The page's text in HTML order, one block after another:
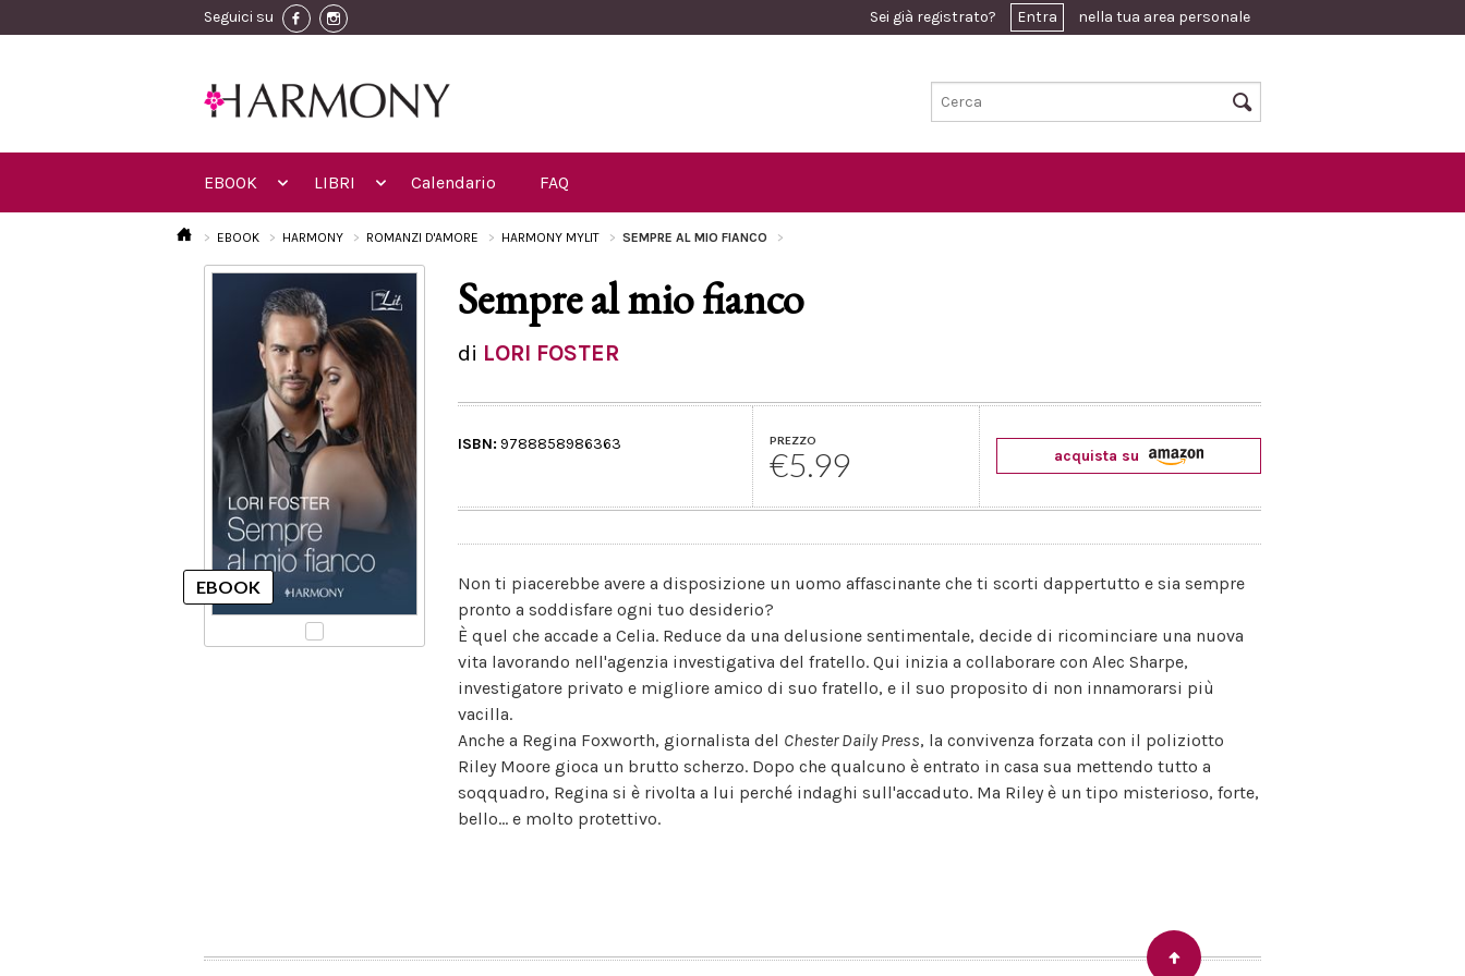
Seguici su Sei già registrato? Entra nella tua area personale
EBOOK LIBRI Calendario FAQ
EBOOK HARMONY ROMANZI D'AMORE HARMONY MYLIT SEMPRE AL MIO FIANCO
Sempre al mio fianco
di LORI FOSTER
ISBN: 9788858986363 PREZZO
€5.99 acquista su
Non ti piacerebbe avere a disposizione un uomo affascinante che ti scorti dappertutto e sia sempre
pronto a soddisfare ogni tuo desiderio?
È quel che accade a Celia. Reduce da una delusione sentimentale, decide di ricominciare una nuova
vita lavorando nell'agenzia investigativa del fratello. Qui inizia a collaborare con Alec Sharpe,
investigatore privato e migliore amico di suo fratello, e il suo proposito di non innamorarsi più
vacilla.
Anche a Regina Foxworth, giornalista del Chester Daily Press, la convivenza forzata con il poliziotto
Riley Moore gioca un brutto scherzo. Dopo che qualcuno è entrato in casa sua mettendo tutto a
soqquadro, Regina si è rivolta a lui perché indaghi sull'accaduto. Ma Riley è un tipo misterioso, forte,
bello... e molto protettivo.